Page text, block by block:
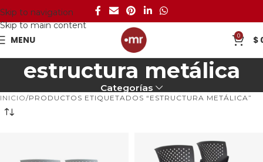
Skip to navigation
Skip to main content
MENU 0 $
estructura metálica
Categorías
INICIO PRODUCTOS ETIQUETADOS “ESTRUCTURA METÁLICA”